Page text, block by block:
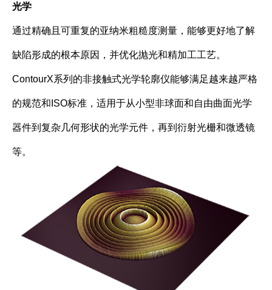
光学
通过精确且可重复的亚纳米粗糙度测量，能够更好地了解
缺陷形成的根本原因，并优化抛光和精加工工艺。
ContourX系列的非接触式光学轮廓仪能够满足越来越严格
的规范和ISO标准，适用于从小型非球面和自由曲面光学
器件到复杂几何形状的光学元件，再到衍射光栅和微透镜
等。